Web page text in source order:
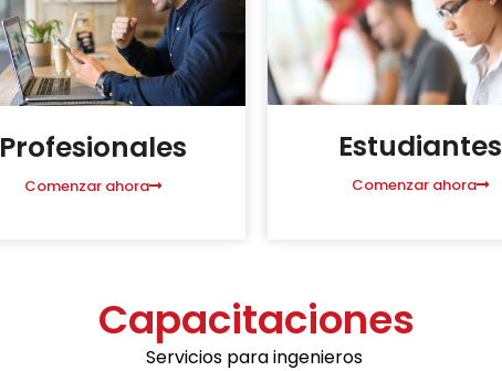
Profesionales
Comenzar ahora
Estudiantes
Comenzar ahora
Capacitaciones
Servicios para ingenieros